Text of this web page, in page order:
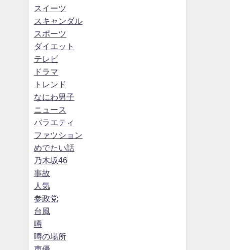
スイーツ
スキャンダル
スポーツ
ダイエット
テレビ
ドラマ
トレンド
なにわ男子
ニュース
バラエティ
ファツション
めでたい話
乃木坂46
事故
人気
参政党
台風
噂
噂の場所